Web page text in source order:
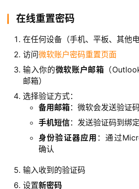
在线重置密码
在任何设备（手机、平板、其他
访问微软账户密码重置页面
输入你的微软账户邮箱 （
邮箱）
选择验证方式：
备用邮箱：微软会发送验证
手机短信：发送验证码到绑
身份验证器应用 ：通过
确认
输入收到的验证码
设置新密码